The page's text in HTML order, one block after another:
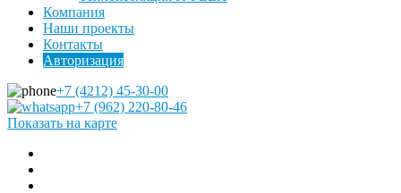
Компания
Наши проекты
Контакты
Авторизация
+7 (4212) 45-30-00
+7 (962) 220-80-46
Показать на карте